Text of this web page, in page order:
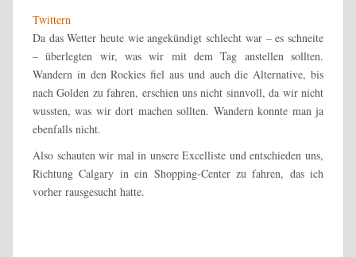
Twittern
Da das Wetter heute wie angekündigt schlecht war – es schneite
– überlegten wir, was wir mit dem Tag anstellen sollten.
Wandern in den Rockies fiel aus und auch die Alternative, bis
nach Golden zu fahren, erschien uns nicht sinnvoll, da wir nicht
wussten, was wir dort machen sollten. Wandern konnte man ja
ebenfalls nicht.
Also schauten wir mal in unsere Excelliste und entschieden uns,
Richtung Calgary in ein Shopping-Center zu fahren, das ich
vorher rausgesucht hatte.